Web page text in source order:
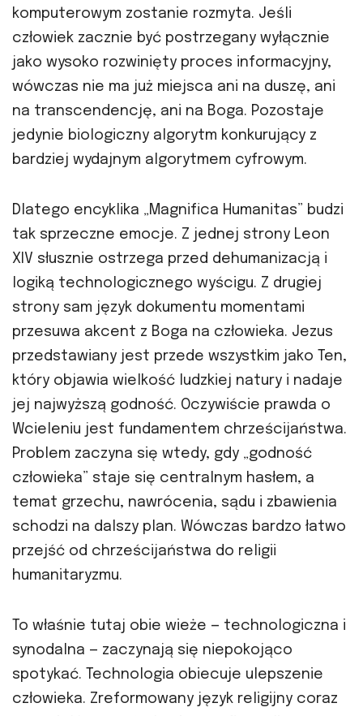
komputerowym zostanie rozmyta. Jeśli
człowiek zacznie być postrzegany wyłącznie
jako wysoko rozwinięty proces informacyjny,
wówczas nie ma już miejsca ani na duszę, ani
na transcendencję, ani na Boga. Pozostaje
jedynie biologiczny algorytm konkurujący z
bardziej wydajnym algorytmem cyfrowym.
Dlatego encyklika „Magnifica Humanitas” budzi
tak sprzeczne emocje. Z jednej strony Leon
XIV słusznie ostrzega przed dehumanizacją i
logiką technologicznego wyścigu. Z drugiej
strony sam język dokumentu momentami
przesuwa akcent z Boga na człowieka. Jezus
przedstawiany jest przede wszystkim jako Ten,
który objawia wielkość ludzkiej natury i nadaje
jej najwyższą godność. Oczywiście prawda o
Wcieleniu jest fundamentem chrześcijaństwa.
Problem zaczyna się wtedy, gdy „godność
człowieka” staje się centralnym hasłem, a
temat grzechu, nawrócenia, sądu i zbawienia
schodzi na dalszy plan. Wówczas bardzo łatwo
przejść od chrześcijaństwa do religii
humanitaryzmu.
To właśnie tutaj obie wieże — technologiczna i
synodalna — zaczynają się niepokojąco
spotykać. Technologia obiecuje ulepszenie
człowieka. Zreformowany język religijny coraz